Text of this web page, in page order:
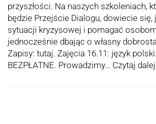
przyszłości. Na naszych szkoleniach,
będzie Przejście Dialogu, dowiecie
sytuacji kryzysowej i pomagać
jednocześnie dbając o własny
Zapisy: tutaj. Zajęcia 16.11: język
BEZPŁATNE. Prowadzimy… Czytaj